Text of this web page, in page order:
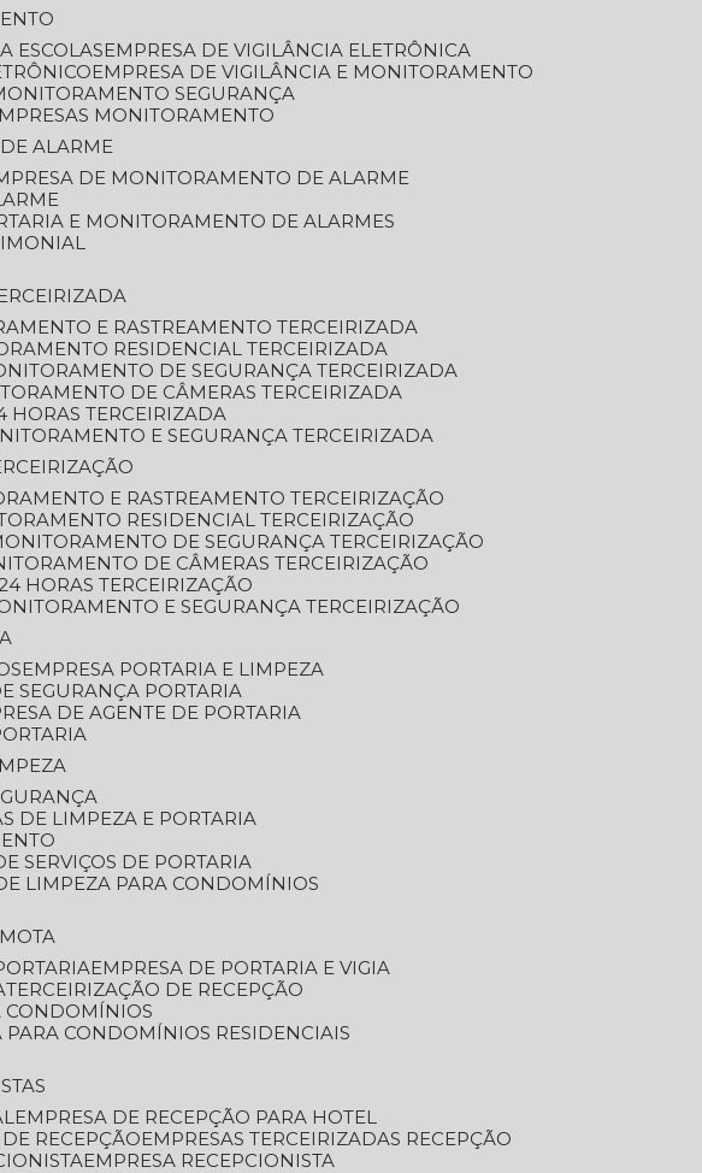
ESCOLAS
EMPRESA DE VIGILÂNCIA ELETRÔNICA
EMPRESA DE VIGILÂNCIA E MONITORAMENTO
SEGURANÇA
EMPRESAS MONITORAMENTO
ALARME
DE MONITORAMENTO DE ALARME
E MONITORAMENTO DE ALARMES
E RASTREAMENTO TERCEIRIZADA
RESIDENCIAL TERCEIRIZADA
DE SEGURANÇA TERCEIRIZADA
DE CÂMERAS TERCEIRIZADA
HORAS TERCEIRIZADA
E SEGURANÇA TERCEIRIZADA
E RASTREAMENTO TERCEIRIZAÇÃO
RESIDENCIAL TERCEIRIZAÇÃO
DE SEGURANÇA TERCEIRIZAÇÃO
DE CÂMERAS TERCEIRIZAÇÃO
HORAS TERCEIRIZAÇÃO
E SEGURANÇA TERCEIRIZAÇÃO
EMPRESA PORTARIA E LIMPEZA
SEGURANÇA PORTARIA
DE AGENTE DE PORTARIA
DE LIMPEZA E PORTARIA
SERVIÇOS DE PORTARIA
LIMPEZA PARA CONDOMÍNIOS
EMPRESA DE PORTARIA E VIGIA
TERCEIRIZAÇÃO DE RECEPÇÃO
CONDOMÍNIOS
PARA CONDOMÍNIOS RESIDENCIAIS
EMPRESA DE RECEPÇÃO PARA HOTEL
DE RECEPÇÃO
EMPRESAS TERCEIRIZADAS RECEPÇÃO
EMPRESA RECEPCIONISTA